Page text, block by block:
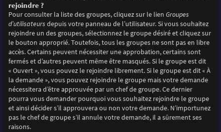
rejoindre ?
Pour consulter la liste des groupes, cliquez sur le lien Groupes
d’utilisateurs depuis votre panneau de l’utilisateur. Si vous souhaitez
rejoindre un des groupes, sélectionnez le groupe désiré et cliquez sur
le bouton approprié. Toutefois, tous les groupes ne sont pas en libre
accès. Certains peuvent nécessiter une approbation, certains sont
fermés et d’autres peuvent même être masqués. Si le groupe est dit
« Ouvert », vous pouvez le rejoindre librement. Si le groupe est dit « À
la demande », vous pouvez rejoindre le groupe mais votre demande
nécessitera d’être approuvée par un chef de groupe. Ce dernier
pourra vous demander pourquoi vous souhaitez rejoindre le groupe
et ainsi décider s’il approuvera ou non votre demande. N’importunez
pas le chef de groupe s’il annule votre demande, il a sûrement ses
raisons.